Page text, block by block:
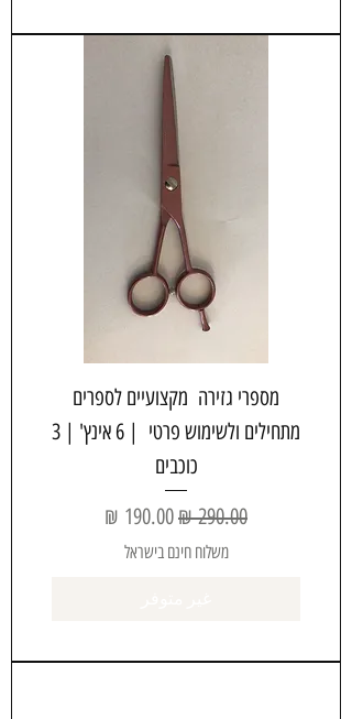
מספרי גזירה מקצועיים לספרים
מתחילים ולשימוש פרטי | 6 אינץ' | 3
כוכבים
سعر عاديسعر البيع
משלוח חינם בישראל